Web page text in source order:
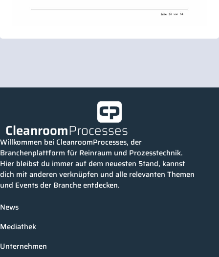
CleanroomProcesses
Willkommen bei CleanroomProcesses, der
Branchenplattform für Reinraum und Prozesstechnik.
Hier bleibst du immer auf dem neuesten Stand, kannst
dich mit anderen verknüpfen und alle relevanten Themen
und Events der Branche entdecken.
News
Mediathek
Unternehmen